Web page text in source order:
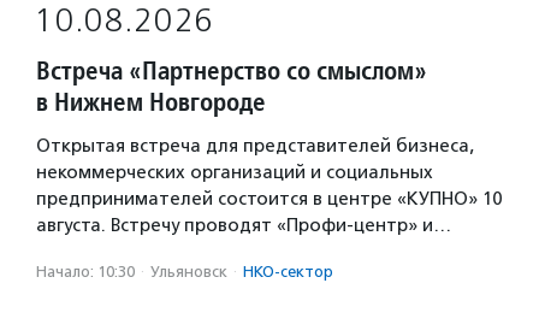
10.08.2026
Встреча «Партнерство со смыслом»
в Нижнем Новгороде
Открытая встреча для представителей бизнеса,
некоммерческих организаций и социальных
предпринимателей состоится в центре «КУПНО» 10
августа. Встречу проводят «Профи-центр» и…
Начало: 10:30 · Ульяновск · НКО-сектор